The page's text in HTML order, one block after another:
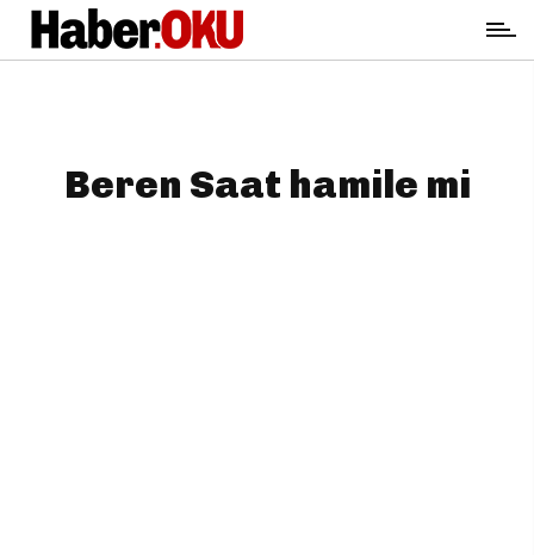
Beren Saat hamile mi